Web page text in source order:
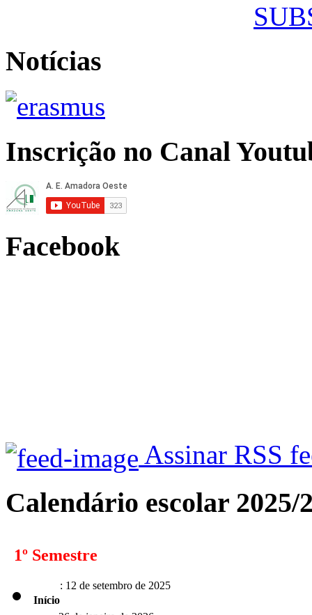
Notícias
Inscrição no Canal
Facebook
Assinar RSS
Calendário escolar 2025/
1º Semestre
Início: 12 de setembro de 2025